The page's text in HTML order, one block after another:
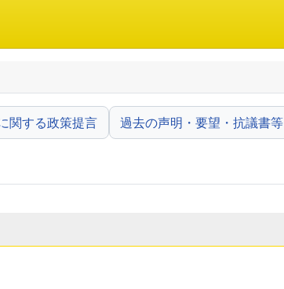
関する政策提言 過去の声明・要望・抗議書等